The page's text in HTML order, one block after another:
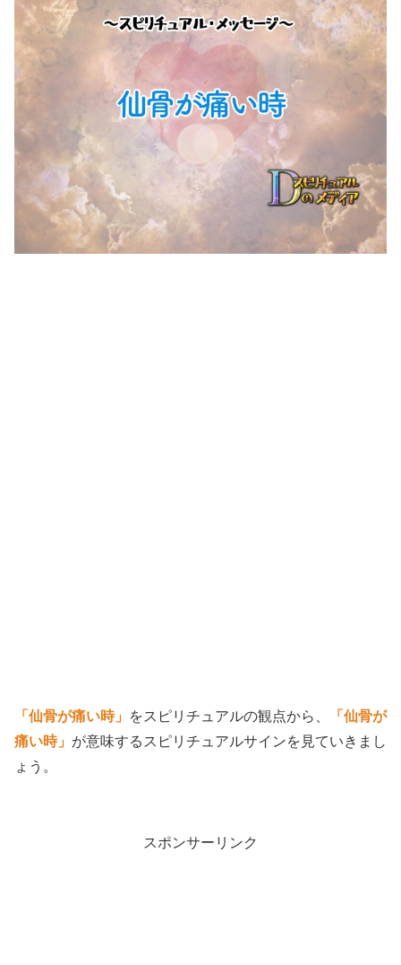
「仙骨が痛い時」 をスピリチュアルの観点から、
「仙骨が
痛い時」 が意味するスピリチュアルサインを見ていきまし
ょう。
スポンサーリンク